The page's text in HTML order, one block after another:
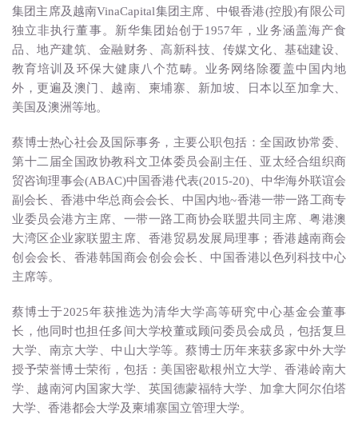
集团主席及越南VinaCapital集团主席、中银香港(控股)有限公司
独立非执行董事。新华集团始创于1957年，业务涵盖海产食
品、地产建筑、金融财务、高新科技、传媒文化、基础建设、
教育培训及环保大健康八个范畴。业务网络除覆盖中国内地
外，更遍及澳门、越南、柬埔寨、新加坡、日本以至加拿大、
美国及澳洲等地。
蔡博士热心社会及国际事务，主要公职包括：全国政协常委、
第十二届全国政协教科文卫体委员会副主任、亚太经合组织商
贸咨询理事会(ABAC)中国香港代表(2015-20)、中华海外联谊会
副会长、香港中华总商会会长、中国内地~香港一带一路工商专
业委员会港方主席、一带一路工商协会联盟共同主席、粤港澳
大湾区企业家联盟主席、香港贸易发展局理事；香港越南商会
创会会长、香港韩国商会创会会长、中国香港以色列科技中心
主席等。
蔡博士于2025年获推选为清华大学高等研究中心基金会董事
长，他同时也担任多间大学校董或顾问委员会成员，包括复旦
大学、南京大学、中山大学等。蔡博士历年来获多家中外大学
授予荣誉博士荣衔，包括：美国密歇根州立大学、香港岭南大
学、越南河内国家大学、英国德蒙福特大学、加拿大阿尔伯塔
大学、香港都会大学及柬埔寨国立管理大学。